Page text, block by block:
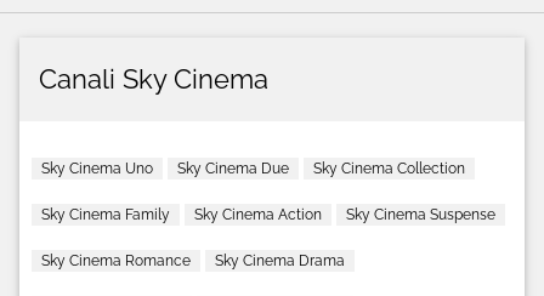
Canali Sky Cinema
Sky Cinema Uno Sky Cinema Due Sky Cinema Collection
Sky Cinema Family Sky Cinema Action Sky Cinema Suspense
Sky Cinema Romance Sky Cinema Drama